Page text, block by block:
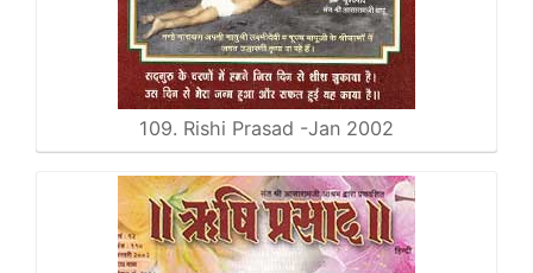
109. Rishi Prasad -Jan 2002